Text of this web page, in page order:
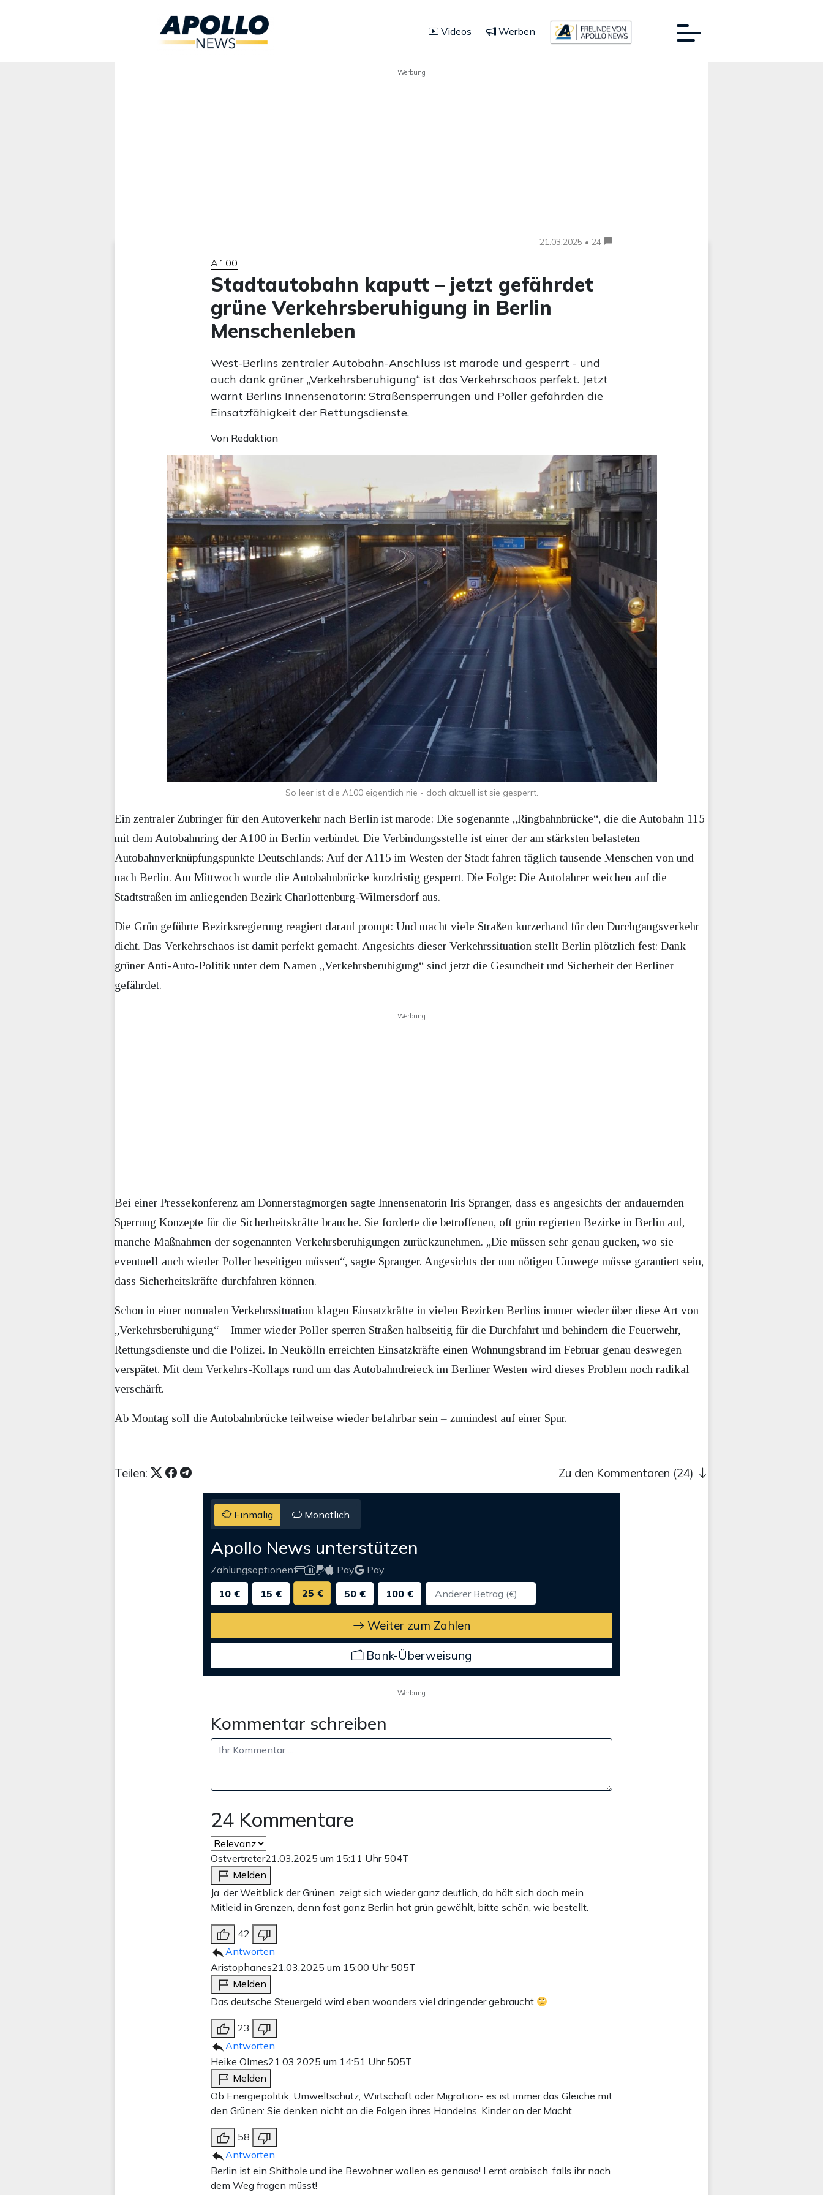
Videos Werben
Werbung
21.03.2025 • 24
A100
Stadtautobahn kaputt – jetzt gefährdet
grüne Verkehrsberuhigung in Berlin
Menschenleben
West-Berlins zentraler Autobahn-Anschluss ist marode und gesperrt - und
auch dank grüner „Verkehrsberuhigung“ ist das Verkehrschaos perfekt. Jetzt
warnt Berlins Innensenatorin: Straßensperrungen und Poller gefährden die
Einsatzfähigkeit der Rettungsdienste.
Von Redaktion
So leer ist die A100 eigentlich nie - doch aktuell ist sie gesperrt.
Ein zentraler Zubringer für den Autoverkehr nach Berlin ist marode: Die sogenannte „Ringbahnbrücke“, die die Autobahn 115
mit dem Autobahnring der A100 in Berlin verbindet. Die Verbindungsstelle ist einer der am stärksten belasteten
Autobahnverknüpfungspunkte Deutschlands: Auf der A115 im Westen der Stadt fahren täglich tausende Menschen von und
nach Berlin. Am Mittwoch wurde die Autobahnbrücke kurzfristig gesperrt. Die Folge: Die Autofahrer weichen auf die
Stadtstraßen im anliegenden Bezirk Charlottenburg-Wilmersdorf aus.
Die Grün geführte Bezirksregierung reagiert darauf prompt: Und macht viele Straßen kurzerhand für den Durchgangsverkehr
dicht. Das Verkehrschaos ist damit perfekt gemacht. Angesichts dieser Verkehrssituation stellt Berlin plötzlich fest: Dank
grüner Anti-Auto-Politik unter dem Namen „Verkehrsberuhigung“ sind jetzt die Gesundheit und Sicherheit der Berliner
gefährdet.
Werbung
Bei einer Pressekonferenz am Donnerstagmorgen sagte Innensenatorin Iris Spranger, dass es angesichts der andauernden
Sperrung Konzepte für die Sicherheitskräfte brauche. Sie forderte die betroffenen, oft grün regierten Bezirke in Berlin auf,
manche Maßnahmen der sogenannten Verkehrsberuhigungen zurückzunehmen. „Die müssen sehr genau gucken, wo sie
eventuell auch wieder Poller beseitigen müssen“, sagte Spranger. Angesichts der nun nötigen Umwege müsse garantiert sein,
dass Sicherheitskräfte durchfahren können.
Schon in einer normalen Verkehrssituation klagen Einsatzkräfte in vielen Bezirken Berlins immer wieder über diese Art von
„Verkehrsberuhigung“ – Immer wieder Poller sperren Straßen halbseitig für die Durchfahrt und behindern die Feuerwehr,
Rettungsdienste und die Polizei. In Neukölln erreichten Einsatzkräfte einen Wohnungsbrand im Februar genau deswegen
verspätet. Mit dem Verkehrs-Kollaps rund um das Autobahndreieck im Berliner Westen wird dieses Problem noch radikal
verschärft.
Ab Montag soll die Autobahnbrücke teilweise wieder befahrbar sein – zumindest auf einer Spur.
Teilen: Zu den Kommentaren (24)
Einmalig Monatlich
Apollo News unterstützen
Zahlungsoptionen: Pay
Pay
10 €
15 € 25 € 50 € 100 €
Weiter zum Zahlen
Bank-Überweisung
Werbung
Kommentar schreiben
24 Kommentare
Ostvertreter21.03.2025 um 15:11 Uhr 504T
Melden
Ja, der Weitblick der Grünen, zeigt sich wieder ganz deutlich, da hält sich doch mein
Mitleid in Grenzen, denn fast ganz Berlin hat grün gewählt, bitte schön, wie bestellt.
42
Antworten
Aristophanes21.03.2025 um 15:00 Uhr 505T
Melden
Das deutsche Steuergeld wird eben woanders viel dringender gebraucht
23
Antworten
Heike Olmes21.03.2025 um 14:51 Uhr 505T
Melden
Ob Energiepolitik, Umweltschutz, Wirtschaft oder Migration- es ist immer das Gleiche mit
den Grünen: Sie denken nicht an die Folgen ihres Handelns. Kinder an der Macht.
58
Antworten
Berlin ist ein Shithole und ihe Bewohner wollen es genauso! Lernt arabisch, falls ihr nach
dem Weg fragen müsst!